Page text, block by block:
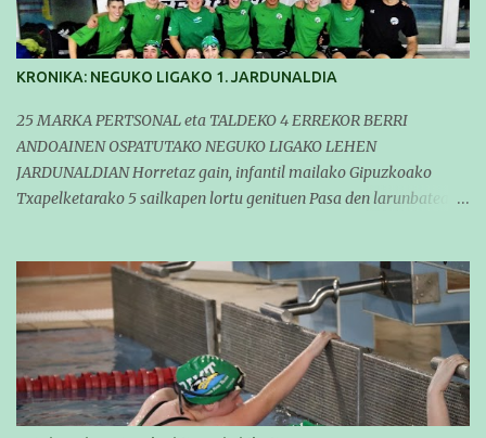
KRONIKA: NEGUKO LIGAKO 1. JARDUNALDIA
25 MARKA PERTSONAL eta TALDEKO 4 ERREKOR BERRI
ANDOAINEN OSPATUTAKO NEGUKO LIGAKO LEHEN
JARDUNALDIAN Horretaz gain, infantil mailako Gipuzkoako
Txapelketarako 5 sailkapen lortu genituen Pasa den larunbatean
hartzen. Bertan gure taldeko 16 igerilari aritu ziren. Denboraldiari
hasera ona eman zioten gue taldekideek. Ohikoa den bezela, garai
honetan entrenamendua da jardueraren funtsa eta hori alde
batera utzi gabe ekin zioten beti gogotsu hartzen duten
denboraldiko lehen jardunaldiari. Entrenamenduan buru belarri
sartuta gauden arren, gure taldekideek marka pertsonal ugari
egitea lortu zuten (25) eta zenbait taldeko errekor berri erdiestea